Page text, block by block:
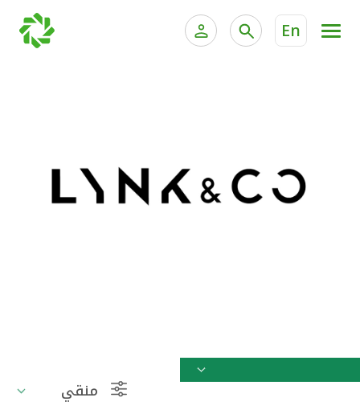
En
خدمة "بيتك" للتداول الإلكتروني
القوارب
اتصل بنا
منقي